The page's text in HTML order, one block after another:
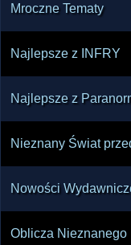
Mroczne Tematy
Najlepsze z INFRY
Najlepsze z
Nieznany Świat
Nowości
Oblicza Nieznanego